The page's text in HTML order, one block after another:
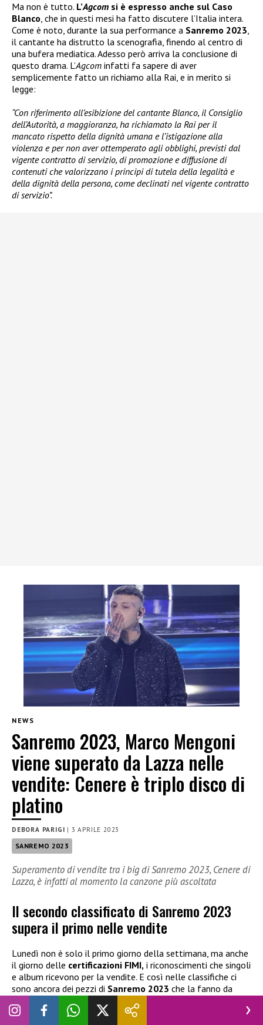
Ma non è tutto. L’Agcom si è espresso anche sul Caso
Blanco, che in questi mesi ha fatto discutere l’Italia intera.
Come è noto, durante la sua performance a Sanremo 2023,
il cantante ha distrutto la scenografia, finendo al centro di
una bufera mediatica. Adesso però arriva la conclusione di
questo drama. L’Agcom infatti fa sapere di aver
semplicemente fatto un richiamo alla Rai, e in merito si
legge:
“Con riferimento all’esibizione del cantante Blanco, il Consiglio
dell’Autorità, a maggioranza, ha richiamato la Rai per il
mancato rispetto della dignità umana e l’istigazione alla
violenza e per non aver ottemperato agli obblighi, previsti dal
vigente contratto di servizio, di promozione e diffusione di
contenuti che valorizzano i principi di tutela della legalità e
della dignità della persona, come declinati nel vigente contratto
di servizio”.
NEWS
Sanremo 2023, Marco Mengoni
viene superato da Lazza nelle
vendite: Cenere è triplo disco di
platino
DEBORA PARIGI | 3 APRILE 2023
SANREMO 2023
Superamento di vendite tra i big di Sanremo 2023, Cenere di
Lazza, è infatti al momento la canzone più ascoltata
Il secondo classificato di Sanremo 2023
supera il primo nelle vendite
Lunedì non è solo il primo giorno della settimana, ma anche
il giorno delle certificazioni FIMI, i riconoscimenti che singoli
e album ricevono per la vendite. E così nelle classifiche ci
sono ancora dei pezzi di Sanremo 2023 che la fanno da
canzone che ha vinto ilFestival, cioè